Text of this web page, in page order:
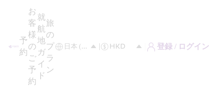
予
約
お
客
様
の
ご
予
約
就
航
地
ガ
イ
ド
旅
の
プ
ラ
ン
登録 / ログイン